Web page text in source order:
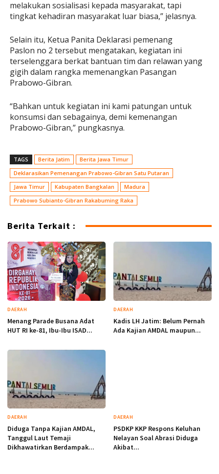
melakukan sosialisasi kepada masyarakat, tapi
tingkat kehadiran masyarakat luar biasa,” jelasnya.
Selain itu, Ketua Panita Deklarasi pemenang
Paslon no 2 tersebut mengatakan, kegiatan ini
terselenggara berkat bantuan tim dan relawan yang
gigih dalam rangka memenangkan Pasangan
Prabowo-Gibran.
“Bahkan untuk kegiatan ini kami patungan untuk
konsumsi dan sebagainya, demi kemenangan
Prabowo-Gibran,” pungkasnya.
TAGS Berita Jatim
Berita Jawa Timur
Deklarasikan Pemenangan Prabowo-Gibran Satu Putaran
Jawa Timur
Kabupaten Bangkalan
Madura
Prabowo Subianto-Gibran Rakabuming Raka
Berita Terkait :
DAERAH
Menang Parade Busana Adat
HUT RI ke-81, Ibu-Ibu ISAD...
DAERAH
Kadis LH Jatim: Belum Pernah
Ada Kajian AMDAL maupun...
DAERAH
Diduga Tanpa Kajian AMDAL,
Tanggul Laut Temaji
Dikhawatirkan Berdampak...
DAERAH
PSDKP KKP Respons Keluhan
Nelayan Soal Abrasi Diduga
Akibat...